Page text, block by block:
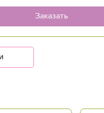
Заказать